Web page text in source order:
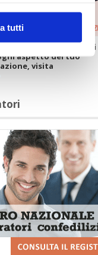
tutti
della Confedilizia che ti
aspetto del tuo
visita